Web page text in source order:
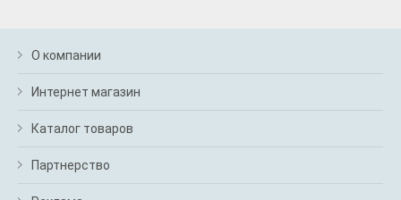
О компании
Интернет магазин
Каталог товаров
Партнерство